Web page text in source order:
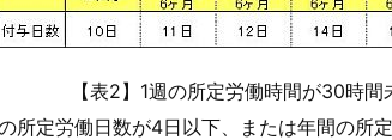
【表2】1週の所定労働時間が30時間
所定労働日数が4日以下、または年間の所